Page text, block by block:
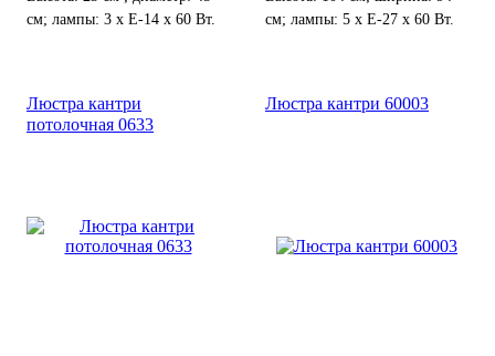
см; лампы: 3 х Е-14 х 60 Вт.
см; лампы: 5 х Е-27 х 60 Вт.
Люстра кантри
потолочная 0633
Люстра кантри 60003